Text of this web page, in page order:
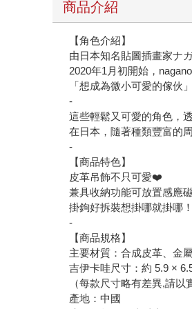
商品介紹
【角色介紹】
由日本知名貼圖插畫家ナ
2020年1月初開始，
「想成為微小可愛的傢
-
這些輕鬆又可愛的角色，
在日本，隨著種類豐富的
-
【商品特色】
皮革吊飾不只可愛❤️
兼具收納功能可放置感應
掛鉤好拆裝想掛哪就掛哪
-
【商品規格】
主要材質：合成皮革、金
吉伊卡哇尺寸：約 5.9 ×
（每款尺寸略有差異,請以
產地：中國